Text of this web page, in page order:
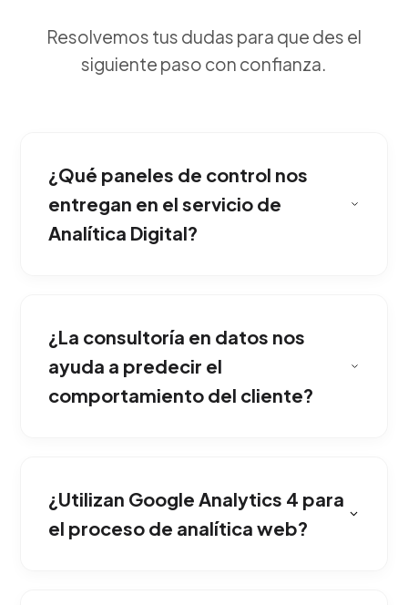
Resolvemos tus dudas para que des el
siguiente paso con confianza.
¿Qué paneles de control nos
entregan en el servicio de
Analítica Digital?
en la navegación y revela oportunidades para
optimizar la pauta comercial.
¿La consultoría en datos nos
ayuda a predecir el
comportamiento del cliente?
objetivos de conversión, mapas térmicos de
interacción y seguimiento de embudos de
¿Utilizan Google Analytics 4 para
el proceso de analítica web?